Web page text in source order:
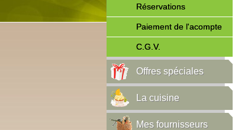
Réservations
Paiement de l'acompte
C.G.V.
Offres spéciales
La cuisine
Mes fournisseurs